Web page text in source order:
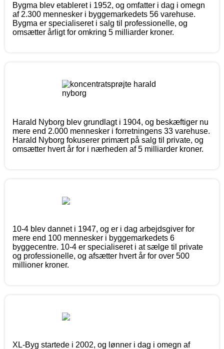
Bygma blev etableret i 1952, og omfatter i dag i omegn
af 2.300 mennesker i byggemarkedets 56 varehuse.
Bygma er specialiseret i salg til professionelle, og
omsætter årligt for omkring 5 milliarder kroner.
Harald Nyborg blev grundlagt i 1904, og beskæftiger nu
mere end 2.000 mennesker i forretningens 33 varehuse.
Harald Nyborg fokuserer primært på salg til private, og
omsætter hvert år for i nærheden af 5 milliarder kroner.
10-4 blev dannet i 1947, og er i dag arbejdsgiver for
mere end 100 mennesker i byggemarkedets 6
byggecentre. 10-4 er specialiseret i at sælge til private
og professionelle, og afsætter hvert år for over 500
millioner kroner.
XL-Byg startede i 2002, og lønner i dag i omegn af